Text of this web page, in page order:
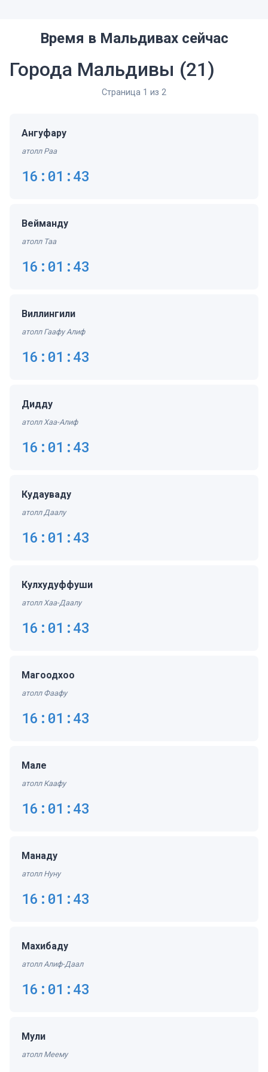
Время в Мальдивах сейчас
Города Мальдивы (21)
Страница 1 из 2
Ангуфару
атолл Раа
16:01:43
Вейманду
атолл Таа
16:01:43
Виллингили
атолл Гаафу Алиф
16:01:43
Дидду
атолл Хаа-Алиф
16:01:43
Кудауваду
атолл Даалу
16:01:43
Кулхудуффуши
атолл Хаа-Даалу
16:01:43
Магоодхоо
атолл Фаафу
16:01:43
Мале
атолл Каафу
16:01:43
Манаду
атолл Нуну
16:01:43
Махибаду
атолл Алиф-Даал
16:01:43
Мули
атолл Меему